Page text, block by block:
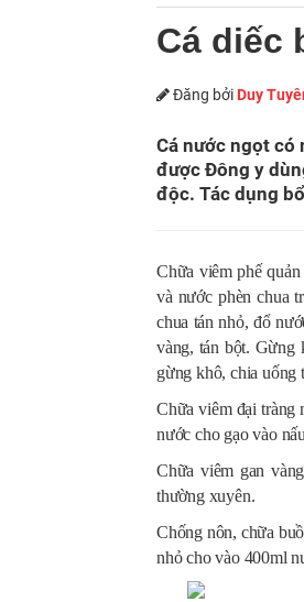
Cá diếc
Đăng bởi Duy
Cá nước ngọt có
được Đông y
độc. Tác dụng
Chữa viêm phế
và nước phèn chua
chua tán nhỏ, đổ
vàng, tán bột. Gừng
gừng khô, chia uống
Chữa viêm đại tràng
nước cho gạo vào
Chữa viêm gan
thường xuyên.
Chống nôn, chữa
nhỏ cho vào 400ml